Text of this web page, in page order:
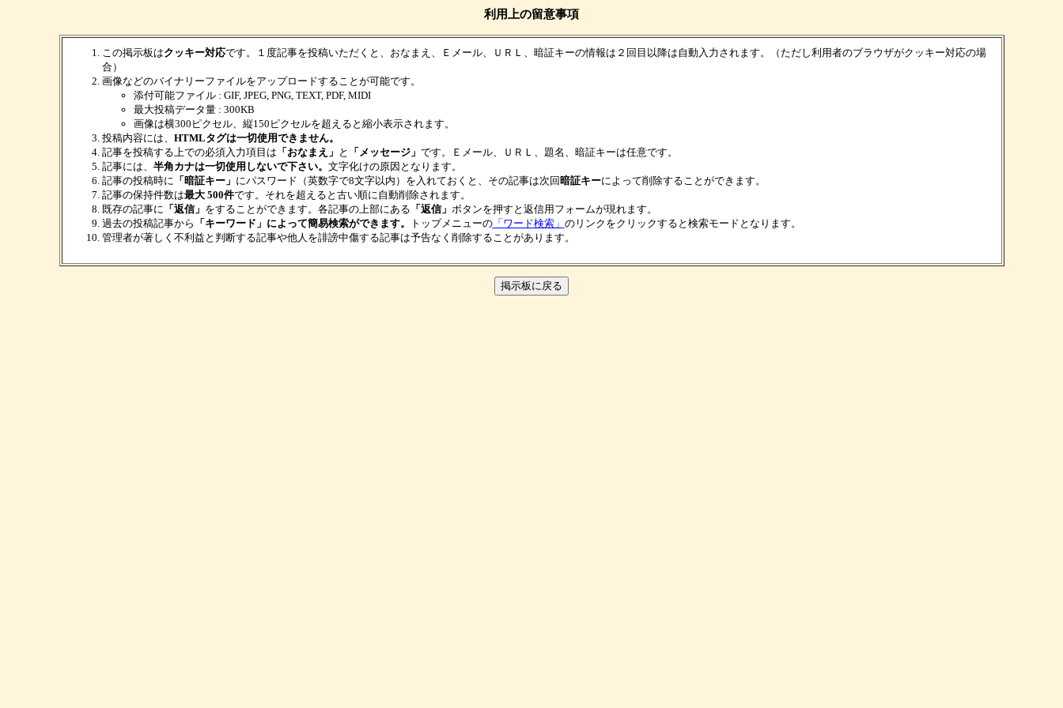
利用上の留意事項
この掲示板はクッキー対応です。１度記事を投稿いただくと、おなまえ、Ｅメール、ＵＲＬ、暗証キーの情報は２回目以降は自動入力されます。（ただし利用者のブラウザがクッキー対応の場
合）
画像などのバイナリーファイルをアップロードすることが可能です。
添付可能ファイル : GIF, JPEG, PNG, TEXT, PDF, MIDI
最大投稿データ量 : 300KB
画像は横300ピクセル、縦150ピクセルを超えると縮小表示されます。
投稿内容には、 HTMLタグは一切使用できません。
記事を投稿する上での必須入力項目は 「おなまえ」 と 「メッセージ」 です。Ｅメール、ＵＲＬ、題名、暗証キーは任意です。
記事には、 半角カナは一切使用しないで下さい。 文字化けの原因となります。
記事の投稿時に 「暗証キー」 にパスワード（英数字で8文字以内）を入れておくと、その記事は次回暗証キーによって削除することができます。
記事の保持件数は最大 500件です。それを超えると古い順に自動削除されます。
既存の記事に 「返信」 をすることができます。各記事の上部にある 「返信」 ボタンを押すと返信用フォームが現れます。
過去の投稿記事から 「キーワード」によって簡易検索ができます。 トップメニューの「ワード検索」 のリンクをクリックすると検索モードとなります。
管理者が著しく不利益と判断する記事や他人を誹謗中傷する記事は予告なく削除することがあります。